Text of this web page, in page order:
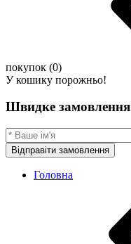
покупок (0)
У кошику порожньо!
Швидке замовлення
Відправіти замовлення
Головна